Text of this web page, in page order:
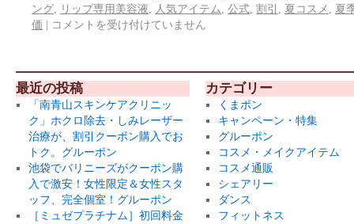
ング
リップ専用美容液 人気アイテム 公式 割引 夏コスメ
夏
価 | コメントを受け付けていません
最近の投稿
「南青山スキンケアクリニッ
ク」ホクロ除去・しみレーザー
治療が、割引クーポン購入でお
トク。グルーポン
池袋でバリニーズがクーポン購
入で激安！女性限定＆女性スタ
ッフ、完全個室！グルーポン
［ミュゼプラチナム］初回料金
カテゴリー
くまポン
キャンペーン・特集
グルーポン
コスメ・メイクアイテム
コスメ通販
シェアリー
ダンス
フィットネス